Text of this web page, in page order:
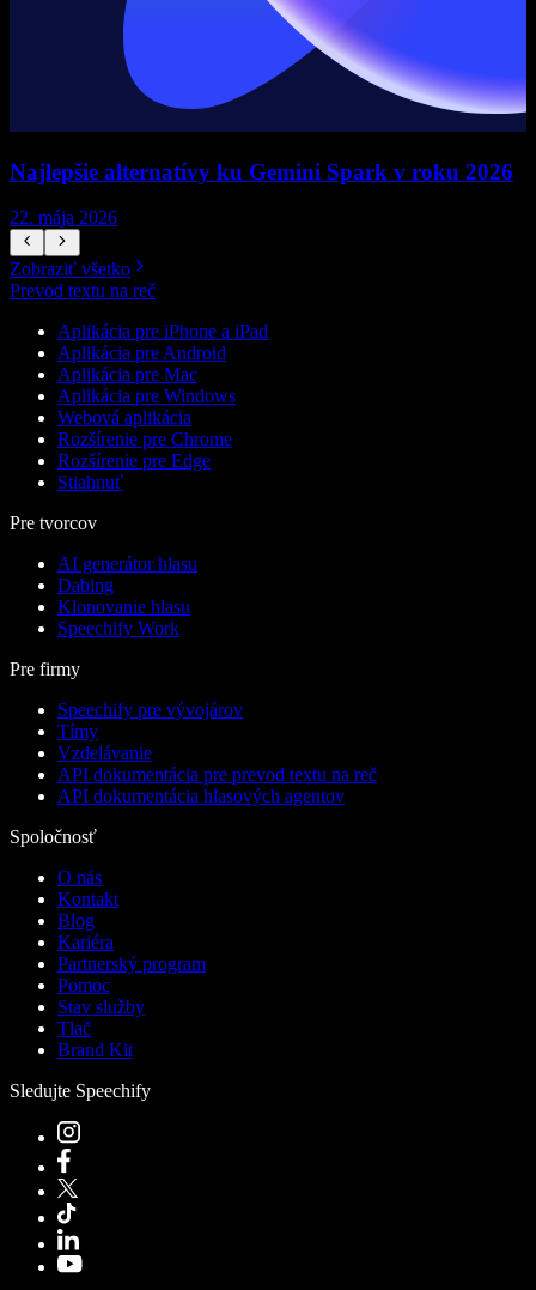
Najlepšie alternatívy ku Gemini Spark v roku 2026
22. mája 2026
Zobraziť všetko
Prevod textu na reč
Aplikácia pre iPhone a iPad
Aplikácia pre Android
Aplikácia pre Mac
Aplikácia pre Windows
Webová aplikácia
Rozšírenie pre Chrome
Rozšírenie pre Edge
Stiahnuť
Pre tvorcov
AI generátor hlasu
Dabing
Klonovanie hlasu
Speechify Work
Pre firmy
Speechify pre vývojárov
Tímy
Vzdelávanie
API dokumentácia pre prevod textu na reč
API dokumentácia hlasových agentov
Spoločnosť
O nás
Kontakt
Blog
Kariéra
Partnerský program
Pomoc
Stav služby
Tlač
Brand Kit
Sledujte Speechify